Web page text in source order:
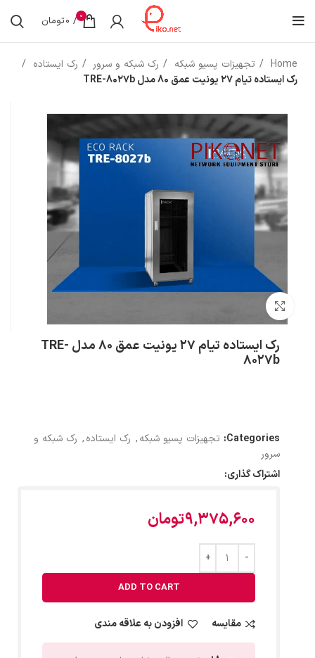
0
/
0تومان
Home تجهیزات پسیو شبکه رک شبکه و سرور
رک ایستاده
رک ایستاده تیام 27 یونیت عمق 80 مدل TRE-8027b
رک ایستاده تیام 27 یونیت عمق 80 مدل TRE-
8027b
Categories: تجهیزات پسیو شبکه, رک ایستاده, رک شبکه و
سرور
اشتراک گذاری:
9,375,600تومان
ADD TO CART
مقایسه افزودن به علاقه مندی